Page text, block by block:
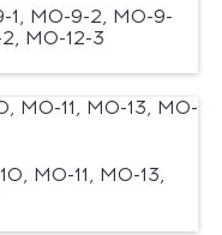
1, М0-9-2, М0-9-
М0-12-3
М0-11, М0-13,